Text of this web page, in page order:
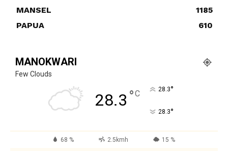
MANSEL
1185
PAPUA
610
MANOKWARI
Few Clouds
28.3 °C 28.3°
28.3°
68 % 2.5kmh 15 %